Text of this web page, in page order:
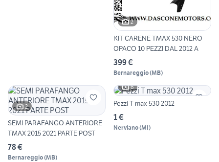
2
KIT CARENE TMAX 530 NERO
OPACO 10 PEZZI DAL 2012 A
399 €
Bernareggio(MB)
2
SEMI PARAFANGO ANTERIORE
TMAX 2015 2021 PARTE POST
78 €
Bernareggio(MB)
6
Pezzi T max 530 2012
1 €
Nerviano(MI)